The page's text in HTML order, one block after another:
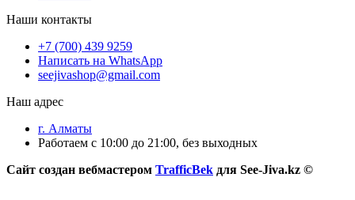
Наши контакты
+7 (700) 439 9259
Написать на WhatsApp
seejivashop@gmail.com
Наш адрес
г. Алматы
Работаем с 10:00 до 21:00, без выходных
Сайт создан вебмастером TrafficBek для See-Jiva.kz ©